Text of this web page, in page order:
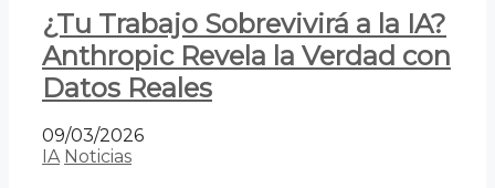
¿Tu Trabajo Sobrevivirá a la IA?
Anthropic Revela la Verdad con
Datos Reales
09/03/2026
IA Noticias